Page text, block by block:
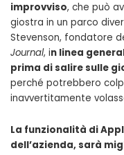
improvviso, che può
giostra in un parco
Stevenson, fondatore
Journal, in linea
prima di salire sulle
perché potrebbero
inavvertitamente
La funzionalità di
dell’azienda, sarà